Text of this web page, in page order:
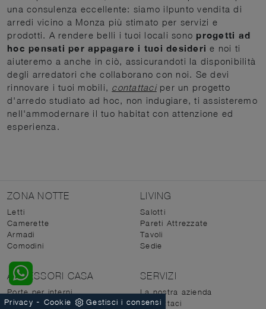
una consulenza eccellente: siamo ilpunto vendita di
arredi vicino a Monza più stimato per servizi e
prodotti. A rendere belli i tuoi locali sono progetti ad
hoc pensati per appagare i tuoi desideri e noi ti
aiuteremo a anche in ciò, assicurandoti la disponibilità
degli arredatori che collaborano con noi. Se devi
rinnovare i tuoi mobili, contattaciper un progetto
d'arredo studiato ad hoc, non indugiare, ti assisteremo
nell'ammodernare il tuo habitat con attenzione ed
esperienza.
ZONA NOTTE
Letti
Camerette
Armadi
Comodini
LIVING
Salotti
Pareti Attrezzate
Tavoli
Sedie
ACCESSORI CASA
Porte per interni
Illuminazione
SERVIZI
La nostra azienda
Contattaci
Privacy - Cookie Gestisci i consensi